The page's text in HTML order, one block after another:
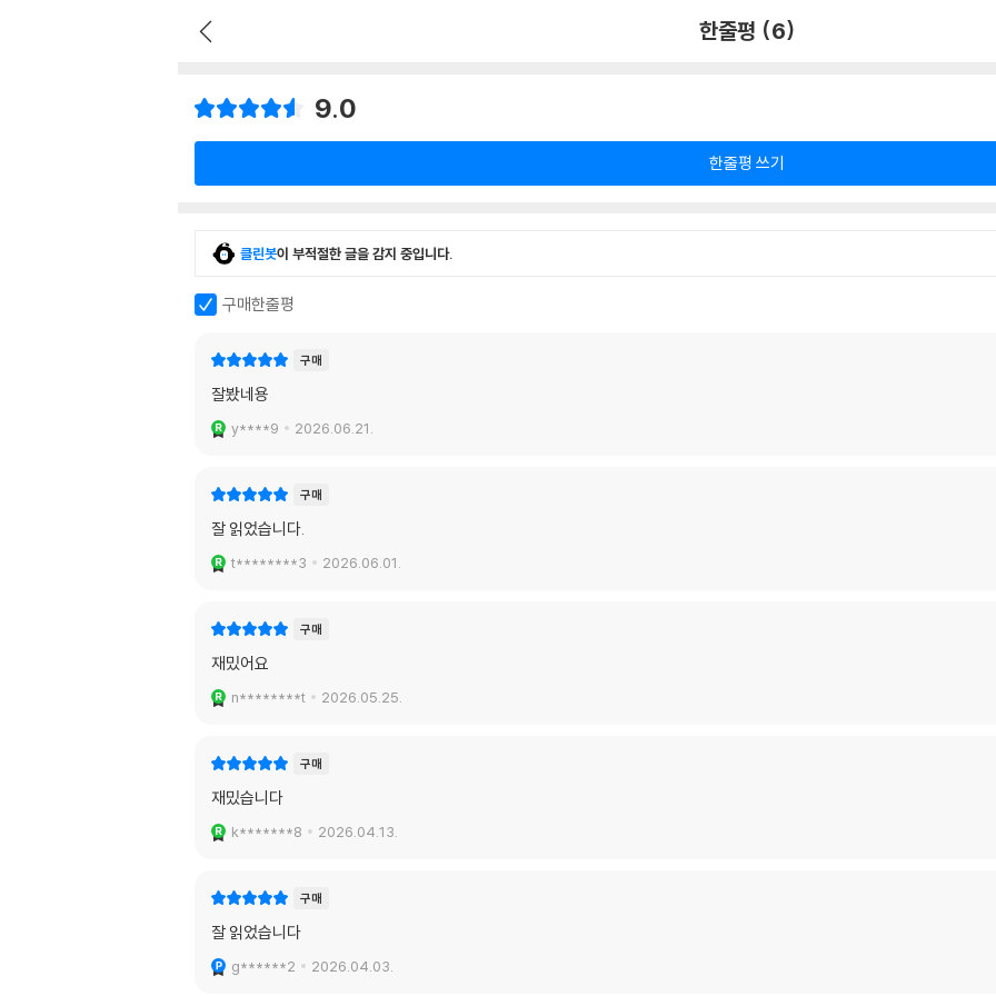
한줄평 (6)
9.0
한줄평 쓰기
클린봇이 부적절한 글을 감지 중입니다.
구매한줄평
구매
잘봤네용
y****9 2026.06.21.
구매
잘 읽었습니다.
t********3 2026.06.01.
구매
재밌어요
n********t 2026.05.25.
구매
재밌습니다
k*******8 2026.04.13.
구매
잘 읽었습니다
g******2 2026.04.03.